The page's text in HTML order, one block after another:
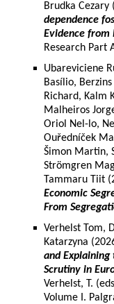
Brudka Cezary
dependence
Evidence from
Research Part
Ubareviciene
Basílio,
Richard, Kalm
Malheiros
Oriol Nel-lo,
Ouředníček
Šimon Martin,
Strömgren
Tammaru Tiit
Economic
From
Verhelst Tom,
Katarzyna
and
Scrutiny in
Verhelst, T.
Volume I.